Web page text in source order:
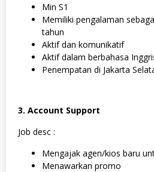
Min S1
Memiliki pengalaman
tahun
Aktif dan komunikatif
Aktif dalam berbahasa
Penempatan di Jakarta
3. Account Support
Job desc :
Mengajak agen/kios baru
Menawarkan promo